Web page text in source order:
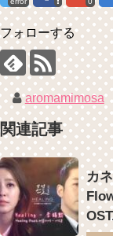
(ENG SUB)
Crash Landing On
ユン・ギュン
同僚芸能人から慰め
キム・レウォ
を一部公開（DVD-
Powered by
「まず熱く掃
せたのはソン・ジ
【裏芸能】キ
キム・ユジョ
しょ？” Big News TV
キム・ユジョ
を見た瞬間惹かれた
幻の王女チャ
YUCHUN ♥
[Fan MV]七日
려도 (Miss You In My
俳優カン・
で話題 Big News TV
フォローする
aromamimosa
関連記事
カ